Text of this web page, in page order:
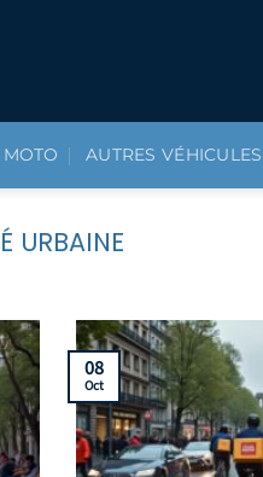
AUTRES VÉHICULES
URBAINE
08
Oct